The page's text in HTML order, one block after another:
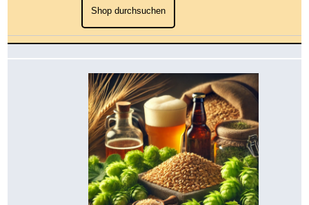
Shop durchsuchen